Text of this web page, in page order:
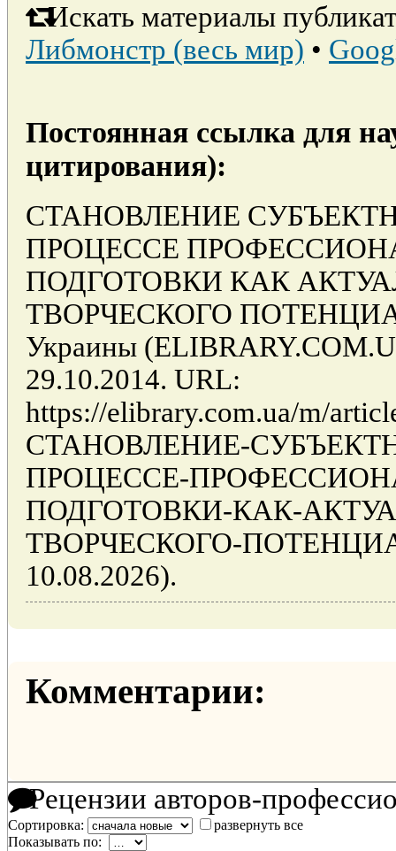
Искать материалы
Либмонстр (весь мир) •
Постоянная ссылка для
цитирования):
СТАНОВЛЕНИЕ
ПРОЦЕССЕ
ПОДГОТОВКИ КАК
ТВОРЧЕСКОГО
Украины
29.10.2014. URL:
https://elibrary.com.ua/m/
СТАНОВЛЕНИЕ-
ПРОЦЕССЕ-
ПОДГОТОВКИ-КАК-
ТВОРЧЕСКОГО-
10.08.2026).
Комментарии:
Рецензии авторов-
Сортировка:
развернуть все
Показывать по: